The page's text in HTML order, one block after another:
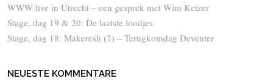
WWW live in Utrecht – een gesprek met Wim Keizer
Stage, dag 19 & 20: De laatste loodjes
Stage, dag 18: Makeresh (2) – Terugkomdag Deventer
NEUESTE KOMMENTARE